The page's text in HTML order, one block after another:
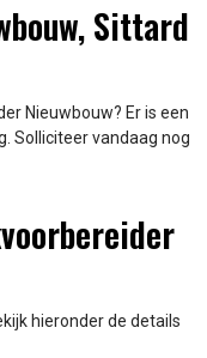
Sittard
Nieuwbouw? Er is een
Solliciteer vandaag nog
hieronder de details